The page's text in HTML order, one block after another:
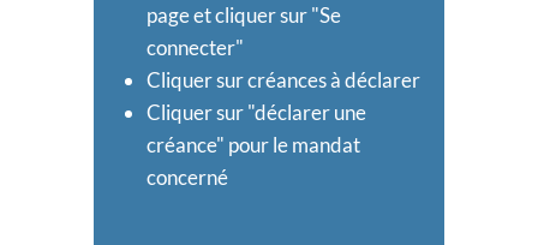
page et cliquer sur "Se
connecter"
Cliquer sur créances à déclarer
Cliquer sur "déclarer une
créance" pour le mandat
concerné